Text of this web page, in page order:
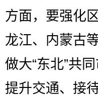
方面，要强化
龙江、内蒙古
做大“东北”共
提升交通、接